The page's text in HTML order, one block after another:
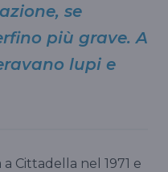
se
più grave. A
lupi e
a Cittadella nel 1971 e